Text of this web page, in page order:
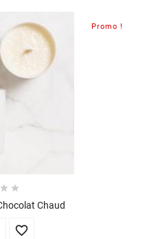
Promo !
 
Chaud
